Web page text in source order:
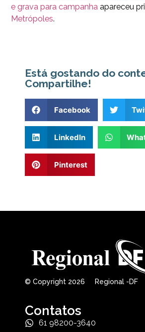
e grava para campanha apareceu
Metrópoles.
Está gostando do
Compartilhe!
Facebook
LinkedIn
Pinterest
© Copyright 2026 Regional -DF
Contatos
61 98200-3640